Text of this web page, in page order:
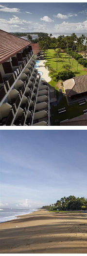
Ēdieni un dzērieni
viesnīcas aprakstā
viesnīcas vadības
saskaņā ar pasūtīto
Sniegtā informācija
daudzveidība, to
Oficiālā viesnīcas
adrese:
(Informācija šajā
no viesnīcas
par informāciju, kas